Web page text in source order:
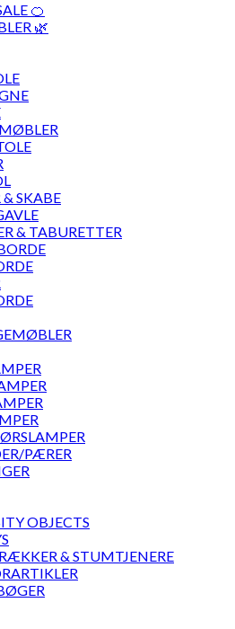
🍊
🌿
& SKABE
& TABURETTER
PÆRER
OBJECTS
& STUMTJENERE